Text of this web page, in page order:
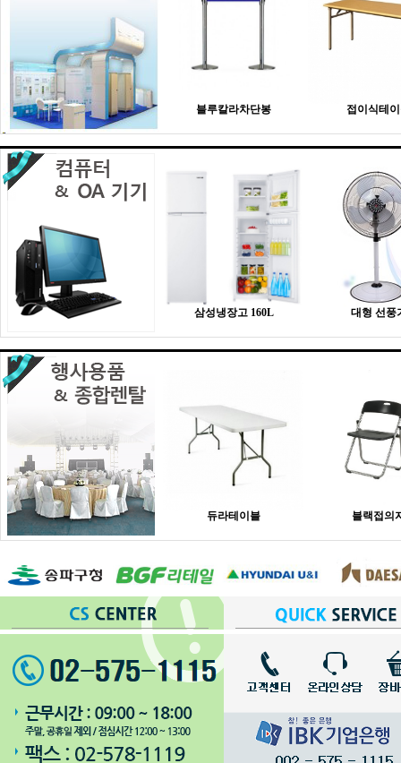
블루칼라차단봉 접이식테
삼성냉장고 160L 대형 선풍
듀라테이블 블랙접의